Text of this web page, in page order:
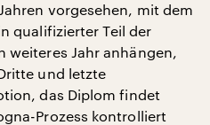
vorgesehen, mit dem
qualifizierter Teil der
weiteres Jahr anhängen,
und letzte
das Diplom findet
Prozess kontrolliert